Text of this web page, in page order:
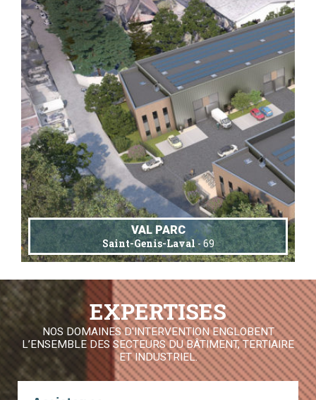
VAL PARC
Saint-Genis-Laval- 69
EXPERTISES
NOS DOMAINES D'INTERVENTION ENGLOBENT
L’ENSEMBLE DES SECTEURS DU BÂTIMENT, TERTIAIRE
ET INDUSTRIEL.